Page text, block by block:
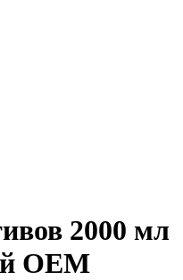
2000 мл
ОЕМ